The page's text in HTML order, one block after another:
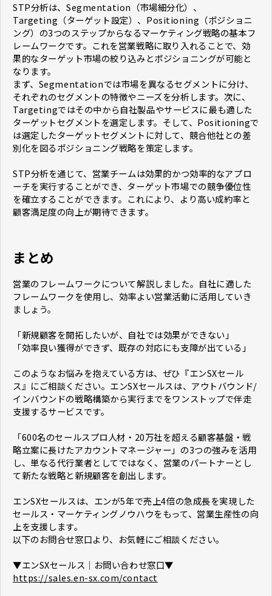
STP分析は、Segmentation（市場細分化）、
Targeting（ターゲット設定）、Positioning（ポジショニ
ング）の3つのステップからなるマーケティング戦略の基本フ
レームワークです。これを営業戦略に取り入れることで、効
果的なターゲット市場の絞り込みとポジショニングが可能と
なります。
まず、Segmentationでは市場を異なるセグメントに分け、
それぞれのセグメントの特徴やニーズを分析します。次に、
Targetingではその中から自社製品やサービスに最も適した
ターゲットセグメントを選定します。そして、Positioningで
は選定したターゲットセグメントに対して、競合他社との差
別化を図るポジショニング戦略を策定します。
STP分析を通じて、営業チームは効果的かつ効率的なアプロ
ーチを実行することができ、ターゲット市場での競争優位性
を確立することができます。これにより、より高い成約率と
顧客満足度の向上が期待できます。
まとめ
営業のフレームワークについて解説しました。自社に適した
フレームワークを使用し、効率よい営業活動に活用していき
ましょう。
「新規顧客を開拓したいが、自社では効果ができない」
「効率良い獲得ができず、既存の対応にも支障が出ている」
このようなお悩みを抱えている方は、ぜひ『エンSXセール
ス』にご相談ください。エンSXセールスは、アウトバウンド/
インバウンドの戦略構築から実行までをワンストップで伴走
支援するサービスです。
「600名のセールスプロ人材・20万社を超える顧客基盤・戦
略立案に長けたアカウントマネージャー」の3つの強みを活用
し、単なる代行業者としてではなく、営業のパートナーとし
て新たな戦略と新規顧客を創出します。
エンSXセールスは、エンが5年で売上4倍の急成長を実現した
セールス・マーケティングノウハウをもって、営業生産性の向
上を支援します。
以下のお問合せ窓口より、お気軽にご相談ください。
▼エンSXセールス│お問い合わせ窓口▼
https://sales.en-sx.com/contact